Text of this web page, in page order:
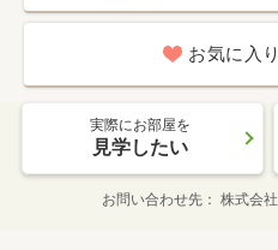
お気に入
実際にお部屋を
見学したい
お問い合わせ先 株式会